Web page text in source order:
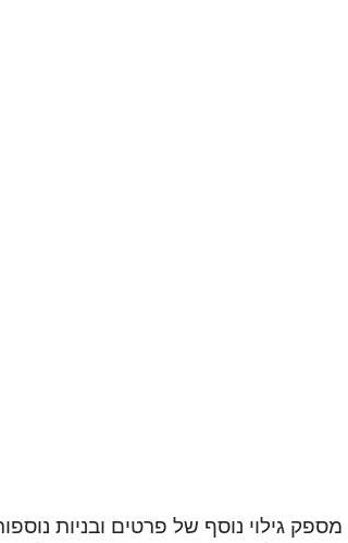
22 יהיה נוסף ומרתק, מספק גילוי נוסף של